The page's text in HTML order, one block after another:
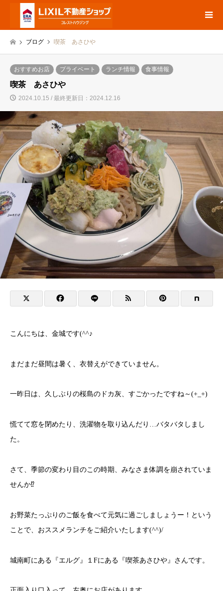
ブログ 喫茶 あさひや
おすすめお店 プライベート ランチ情報 食事情報
喫茶 あさひや
2024.10.15 / 最終更新日：2024.12.16
こんにちは、金城です(^^♪
まだまだ昼間は暑く、衣替えができていません。
一昨日は、久しぶりの桜島のドカ灰、すごかったですね～(+_+)
慌てて窓を閉めたり、洗濯物を取り込んだり…バタバタしまし
た。
さて、季節の変わり目のこの時期、みなさま体調を崩されていま
せんか⁉
お野菜たっぷりのご飯を食べて元気に過ごしましょうー！という
ことで、おススメランチをご紹介いたします(^^)/
城南町にある『エルグ』１Fにある『喫茶あさひや』さんです。